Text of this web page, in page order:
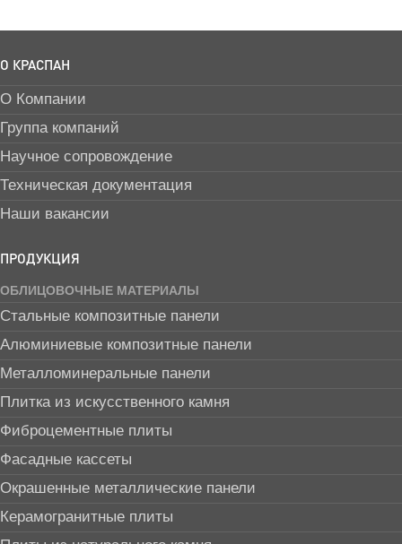
О КРАСПАН
О Компании
Группа компаний
Научное сопровождение
Техническая документация
Наши вакансии
ПРОДУКЦИЯ
ОБЛИЦОВОЧНЫЕ МАТЕРИАЛЫ
Стальные композитные панели
Алюминиевые композитные панели
Металломинеральные панели
Плитка из искусственного камня
Фиброцементные плиты
Фасадные кассеты
Окрашенные металлические панели
Керамогранитные плиты